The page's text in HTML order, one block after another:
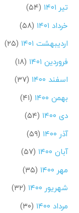
تیر ۱۴۰۱
(۵۴)
خرداد ۱۴۰۱
(۵۸)
اردیبهشت ۱۴۰۱
(۲۵)
فروردین ۱۴۰۱
(۱۸)
اسفند ۱۴۰۰
(۳۷)
بهمن ۱۴۰۰
(۴۱)
دی ۱۴۰۰
(۵۴)
آذر ۱۴۰۰
(۵۹)
آبان ۱۴۰۰
(۵۷)
مهر ۱۴۰۰
(۳۵)
شهریور ۱۴۰۰
(۳۲)
مرداد ۱۴۰۰
(۳۰)